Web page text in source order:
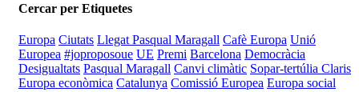
Cercar per Etiquetes
Europa Ciutats Llegat Pasqual Maragall Cafè Europa Unió
Europea #joproposoue UE Premi Barcelona Democràcia
Desigualtats Pasqual Maragall Canvi climàtic Sopar-tertúlia Claris
Europa econòmica Catalunya Comissió Europea Europa social